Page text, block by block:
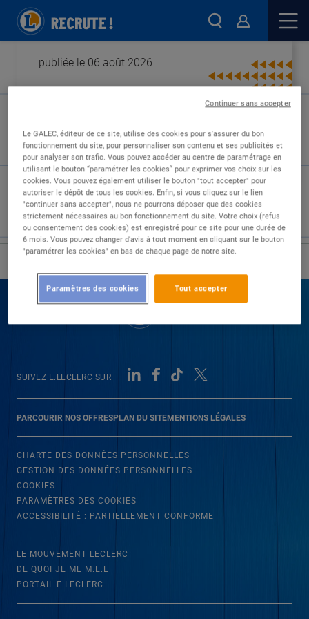
publiée le 06 août 2026
Type de contrat :
Expérience :
Études :
PARCOURIR NOS OFFRESPLAN DU SITEMENTIONS LÉGALES
SUIVEZ E.LECLERC SUR
CHARTE DES DONNÉES PERSONNELLES
GESTION DES DONNÉES PERSONNELLES
COOKIES
PARAMÈTRES DES COOKIES
ACCESSIBILITÉ : PARTIELLEMENT CONFORME
LE MOUVEMENT LECLERC
DE QUOI JE ME M.E.L
PORTAIL E.LECLERC
Le GALEC, éditeur de ce site, utilise des cookies pour s'assurer du bon
fonctionnement du site, pour personnaliser son contenu et ses publicités et
pour analyser son trafic. Vous pouvez accéder au centre de paramétrage en
utilisant le bouton “paramétrer les cookies” pour exprimer vos choix sur les
cookies. Vous pouvez également utiliser le bouton "tout accepter" pour
autoriser le dépôt de tous les cookies. Enfin, si vous cliquez sur le lien
"continuer sans accepter", nous ne pourrons déposer que des cookies
strictement nécessaires au bon fonctionnement du site. Votre choix (refus
ou consentement des cookies) est enregistré pour ce site pour une durée de
6 mois. Vous pouvez changer d'avis à tout moment en cliquant sur le bouton
"paramétrer les cookies" en bas de chaque page de notre site.
Tout accepter
Paramètres des cookies
Continuer sans accepter